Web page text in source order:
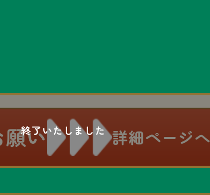
願い 詳細ページへ